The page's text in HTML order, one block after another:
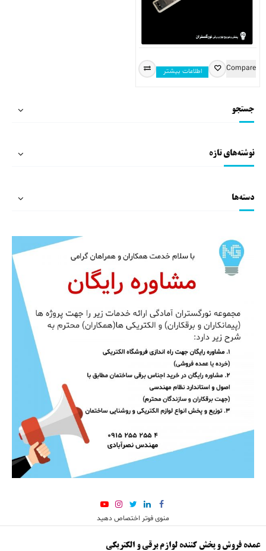
جستجو
نوشته‌های تازه
دسته‌ها
اطلاعات بیشتر Compare
منوی فوتر اختصاص دهید
عمده فروش و پخش کننده لوازم برقی و الکتریکی